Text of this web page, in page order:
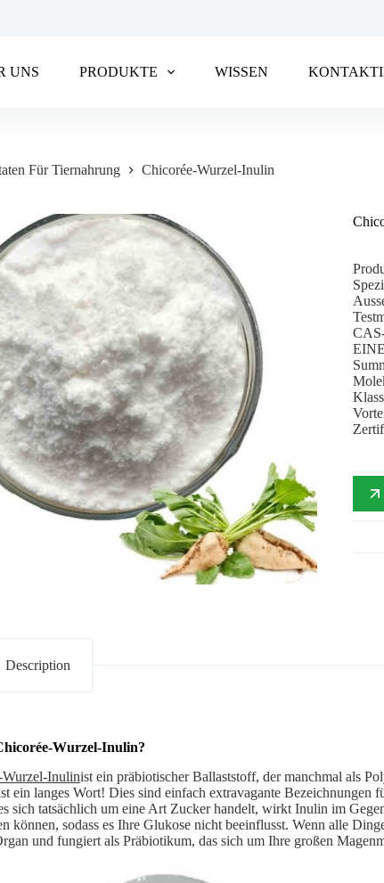
UNS PRODUKTE WISSEN
Für Tiernahrung Chicorée-Wurzel-Inulin
Description
Wurzel-Inulin?
Wurzel-Inulinist ein präbiotischer Ballaststoff, der manchmal als
ein langes Wort! Dies sind einfach extravagante Bezeichnungen
sich tatsächlich um eine Art Zucker handelt, wirkt Inulin im
können, sodass es Ihre Glukose nicht beeinflusst. Wenn alle
und fungiert als Präbiotikum, das sich um Ihre großen